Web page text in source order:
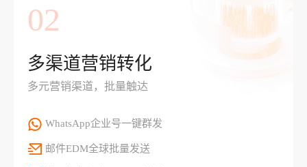
02
多渠道营销转化
多元营销渠道，批量触达
WhatsApp企业号一键群发
邮件EDM全球批量发送